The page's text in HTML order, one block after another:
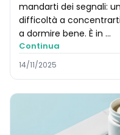
mandarti dei segnali:
difficoltà a
a dormire bene. È in …
Continua
14/11/2025